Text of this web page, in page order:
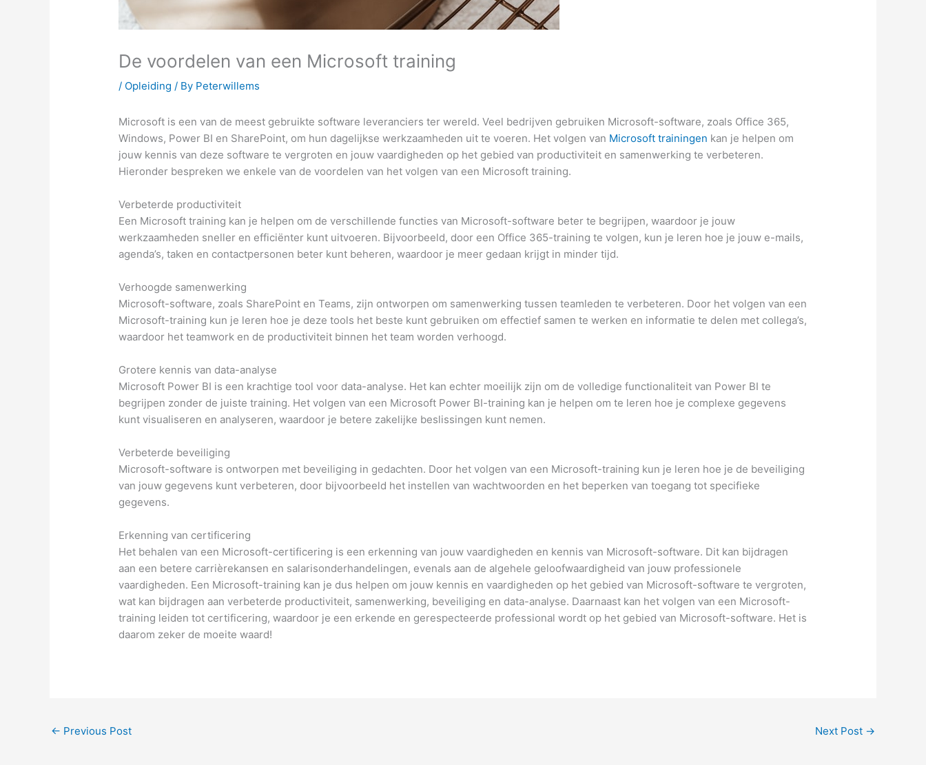
De voordelen van een Microsoft training
/ Opleiding / By Peterwillems
Microsoft is een van de meest gebruikte software leveranciers ter wereld. Veel bedrijven gebruiken Microsoft-software, zoals Office 365,
Windows, Power BI en SharePoint, om hun dagelijkse werkzaamheden uit te voeren. Het volgen van Microsoft trainingen kan je helpen om
jouw kennis van deze software te vergroten en jouw vaardigheden op het gebied van productiviteit en samenwerking te verbeteren.
Hieronder bespreken we enkele van de voordelen van het volgen van een Microsoft training.
Verbeterde productiviteit
Een Microsoft training kan je helpen om de verschillende functies van Microsoft-software beter te begrijpen, waardoor je jouw
werkzaamheden sneller en efficiënter kunt uitvoeren. Bijvoorbeeld, door een Office 365-training te volgen, kun je leren hoe je jouw e-mails,
agenda’s, taken en contactpersonen beter kunt beheren, waardoor je meer gedaan krijgt in minder tijd.
Verhoogde samenwerking
Microsoft-software, zoals SharePoint en Teams, zijn ontworpen om samenwerking tussen teamleden te verbeteren. Door het volgen van een
Microsoft-training kun je leren hoe je deze tools het beste kunt gebruiken om effectief samen te werken en informatie te delen met collega’s,
waardoor het teamwork en de productiviteit binnen het team worden verhoogd.
Grotere kennis van data-analyse
Microsoft Power BI is een krachtige tool voor data-analyse. Het kan echter moeilijk zijn om de volledige functionaliteit van Power BI te
begrijpen zonder de juiste training. Het volgen van een Microsoft Power BI-training kan je helpen om te leren hoe je complexe gegevens
kunt visualiseren en analyseren, waardoor je betere zakelijke beslissingen kunt nemen.
Verbeterde beveiliging
Microsoft-software is ontworpen met beveiliging in gedachten. Door het volgen van een Microsoft-training kun je leren hoe je de beveiliging
van jouw gegevens kunt verbeteren, door bijvoorbeeld het instellen van wachtwoorden en het beperken van toegang tot specifieke
gegevens.
Erkenning van certificering
Het behalen van een Microsoft-certificering is een erkenning van jouw vaardigheden en kennis van Microsoft-software. Dit kan bijdragen
aan een betere carrièrekansen en salarisonderhandelingen, evenals aan de algehele geloofwaardigheid van jouw professionele
vaardigheden. Een Microsoft-training kan je dus helpen om jouw kennis en vaardigheden op het gebied van Microsoft-software te vergroten,
wat kan bijdragen aan verbeterde productiviteit, samenwerking, beveiliging en data-analyse. Daarnaast kan het volgen van een Microsoft-
training leiden tot certificering, waardoor je een erkende en gerespecteerde professional wordt op het gebied van Microsoft-software. Het is
daarom zeker de moeite waard!
← Previous Post Next Post →